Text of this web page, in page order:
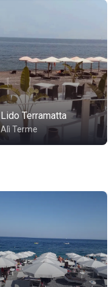
Lido Terramatta
Alì Terme